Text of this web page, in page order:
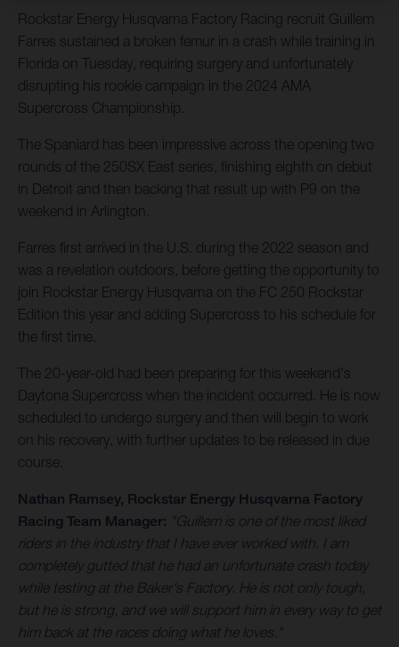
Rockstar Energy Husqvarna Factory Racing recruit Guillem
Farres sustained a broken femur in a crash while training in
Florida on Tuesday, requiring surgery and unfortunately
disrupting his rookie campaign in the 2024 AMA
Supercross Championship.
The Spaniard has been impressive across the opening two
rounds of the 250SX East series, finishing eighth on debut
in Detroit and then backing that result up with P9 on the
weekend in Arlington.
Farres first arrived in the U.S. during the 2022 season and
was a revelation outdoors, before getting the opportunity to
join Rockstar Energy Husqvarna on the FC 250 Rockstar
Edition this year and adding Supercross to his schedule for
the first time.
The 20-year-old had been preparing for this weekend's
Daytona Supercross when the incident occurred. He is now
scheduled to undergo surgery and then will begin to work
on his recovery, with further updates to be released in due
course.
Nathan Ramsey, Rockstar Energy Husqvarna Factory
Racing Team Manager: "Guillem is one of the most liked
riders in the industry that I have ever worked with. I am
completely gutted that he had an unfortunate crash today
while testing at the Baker's Factory. He is not only tough,
but he is strong, and we will support him in every way to get
him back at the races doing what he loves."